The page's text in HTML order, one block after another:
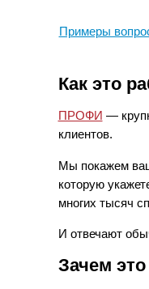
Примеры
Как это
ПРОФИ —
клиентов.
Мы покажем
которую
многих тысяч
И отвечают
Зачем